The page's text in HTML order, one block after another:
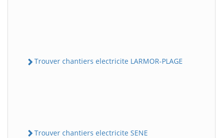
Trouver chantiers electricite LARMOR-PLAGE
Trouver chantiers electricite SENE